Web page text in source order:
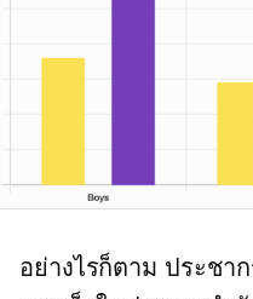
อย่างไรก็ตาม ประชา